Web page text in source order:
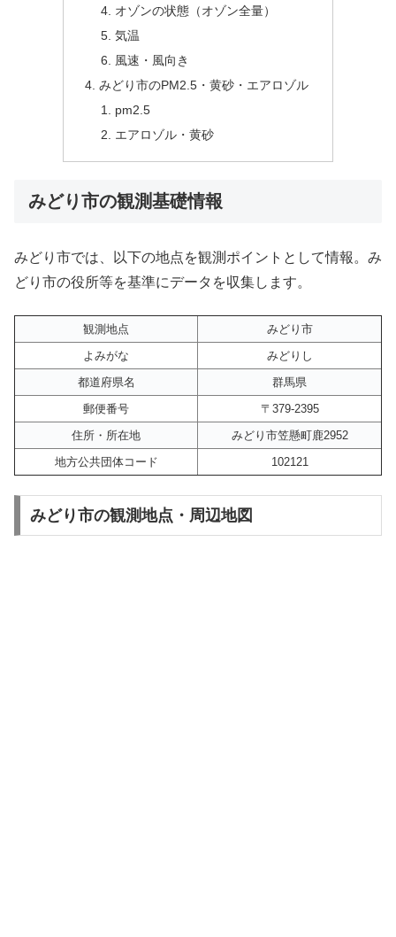
オゾンの状態（オゾン全量）
気温
風速・風向き
みどり市のPM2.5・黄砂・エアロゾル
pm2.5
エアロゾル・黄砂
みどり市の観測基礎情報
みどり市では、以下の地点を観測ポイントとして情報。み
どり市の役所等を基準にデータを収集します。
観測地点
みどり市
よみがな
みどりし
都道府県名
群馬県
郵便番号
〒379-2395
住所・所在地
みどり市笠懸町鹿2952
地方公共団体コード
102121
みどり市の観測地点・周辺地図